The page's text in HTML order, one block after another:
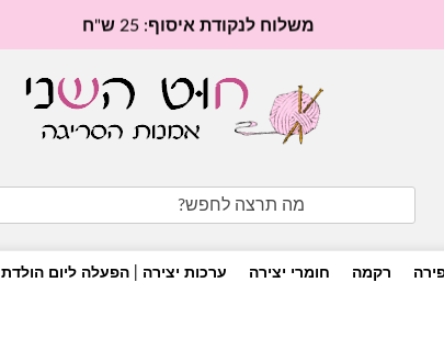
משלוח לנקודת איסוף: 25 ש"ח
for:
רקמה חומרי יצירה ערכות יצירה | הפעלה ליום הולדת